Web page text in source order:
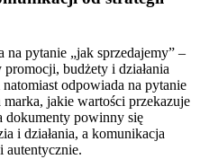
na pytanie „jak sprzedajemy” –
budżety i działania
odpowiada na pytanie
jakie wartości przekazuje
dokumenty powinny się
i działania, a komunikacja
autentycznie.